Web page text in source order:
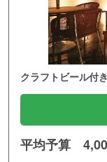
クラフトビール付
平均予算